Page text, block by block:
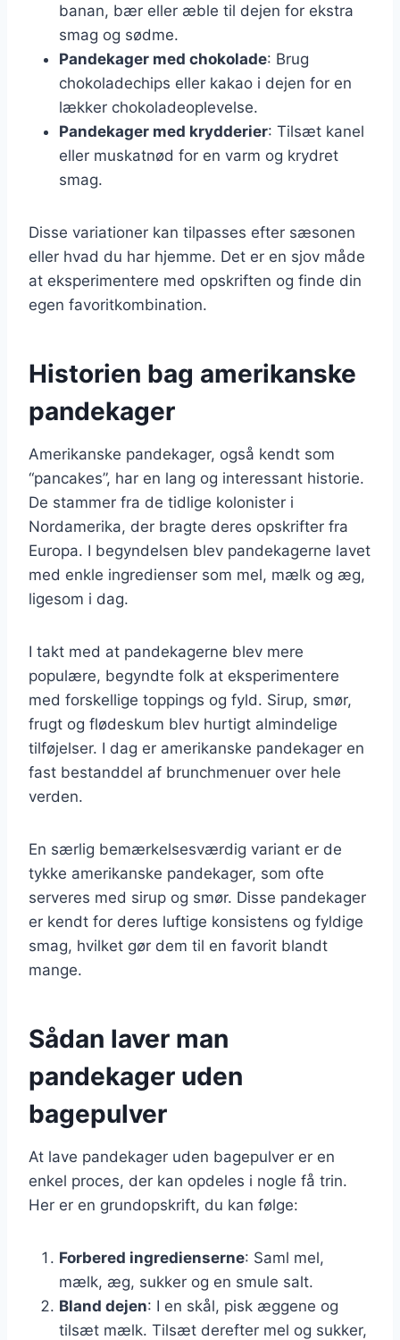
banan, bær eller æble til dejen for ekstra
smag og sødme.
Pandekager med chokolade: Brug
chokoladechips eller kakao i dejen for en
lækker chokoladeoplevelse.
Pandekager med krydderier: Tilsæt kanel
eller muskatnød for en varm og krydret
smag.
Disse variationer kan tilpasses efter sæsonen
eller hvad du har hjemme. Det er en sjov måde
at eksperimentere med opskriften og finde din
egen favoritkombination.
Historien bag amerikanske
pandekager
Amerikanske pandekager, også kendt som
“pancakes”, har en lang og interessant historie.
De stammer fra de tidlige kolonister i
Nordamerika, der bragte deres opskrifter fra
Europa. I begyndelsen blev pandekagerne lavet
med enkle ingredienser som mel, mælk og æg,
ligesom i dag.
I takt med at pandekagerne blev mere
populære, begyndte folk at eksperimentere
med forskellige toppings og fyld. Sirup, smør,
frugt og flødeskum blev hurtigt almindelige
tilføjelser. I dag er amerikanske pandekager en
fast bestanddel af brunchmenuer over hele
verden.
En særlig bemærkelsesværdig variant er de
tykke amerikanske pandekager, som ofte
serveres med sirup og smør. Disse pandekager
er kendt for deres luftige konsistens og fyldige
smag, hvilket gør dem til en favorit blandt
mange.
Sådan laver man
pandekager uden
bagepulver
At lave pandekager uden bagepulver er en
enkel proces, der kan opdeles i nogle få trin.
Her er en grundopskrift, du kan følge:
Forbered ingredienserne: Saml mel,
mælk, æg, sukker og en smule salt.
Bland dejen: I en skål, pisk æggene og
tilsæt mælk. Tilsæt derefter mel og sukker,